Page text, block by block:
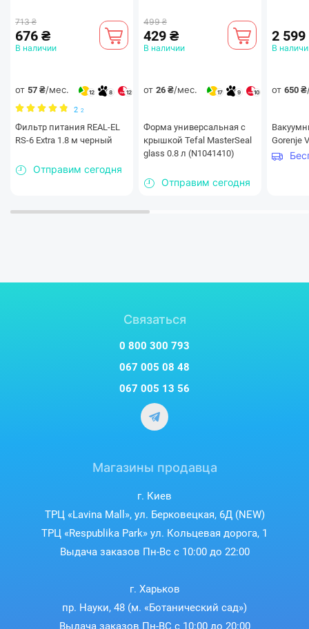
Поддержка постоянной и
Bosch KGN39VL316
оптимальную температуру в каждом отделении
холодильника.
Датчики работают непрерывно, надежно контролируя и
хранения как в холодильном, так и в морозильном
Эта инновационная технология
свежесть и качество на протяжении всего их хранения.
713 ₴
676 ₴
В наличии
от 57 ₴/мес. 12 8 12
2 2
Фильтр питания REAL-EL
RS-6 Extra 1.8 м черный
Отправим сегодня
499 ₴
429 ₴
В наличии
от 26 ₴/мес. 17 9 10
Форма универсальная с
крышкой Tefal MasterSeal
glass 0.8 л (N1041410)
Отправим сегодня
2
В
от 650 ₴
Gorenje
Связаться
0 800 300 793
067 005 08 48
067 005 13 56
Магазины продавца
г. Киев
ТРЦ «Lavina Mall», ул. Берковецкая, 6Д (NEW)
ТРЦ «Respublika Park» ул. Кольцевая дорога, 1
Выдача заказов Пн-Вс с 10:00 до 22:00
г. Харьков
пр. Науки, 48 (м. «Ботанический сад»)
Выдача заказов Пн-ВС с 10:00 до 20:00